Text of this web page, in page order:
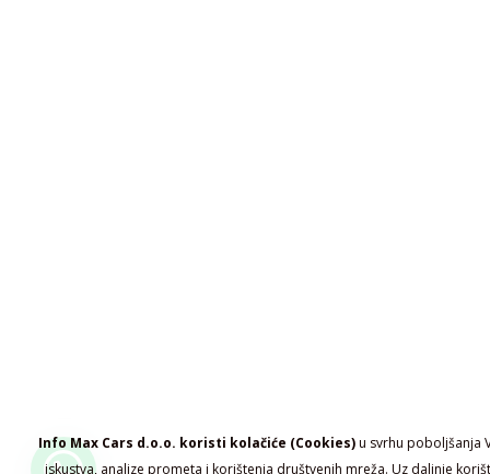
Info Max Cars d.o.o. koristi kolačiće (Cookies)u svrhu poboljšanja
iskustva, analize prometa i korištenja društvenih mreža. Uz daljnje